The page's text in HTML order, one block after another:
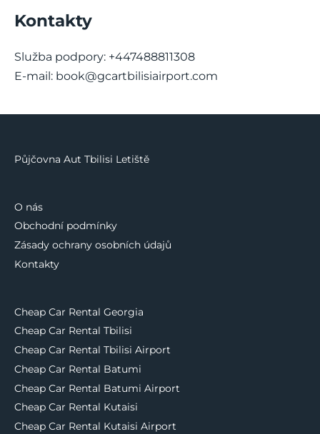
Kontakty
Služba podpory: +447488811308
E-mail: book@gcartbilisiairport.com
Půjčovna Aut Tbilisi Letiště
O nás
Obchodní podmínky
Zásady ochrany osobních údajů
Kontakty
Cheap Car Rental Georgia
Cheap Car Rental Tbilisi
Cheap Car Rental Tbilisi Airport
Cheap Car Rental Batumi
Cheap Car Rental Batumi Airport
Cheap Car Rental Kutaisi
Cheap Car Rental Kutaisi Airport